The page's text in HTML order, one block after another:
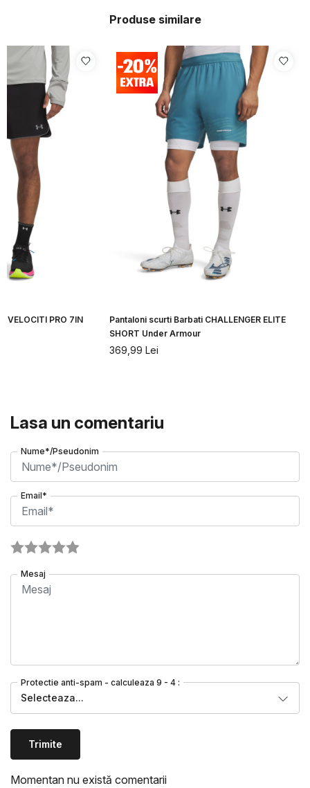
Produse similare
VELOCITI PRO 7IN
Pantaloni scurti Barbati CHALLENGER ELITE
SHORT Under Armour
369,99 Lei
Lasa un comentariu
Nume*/Pseudonim
Email*
Mesaj
Protectie anti-spam - calculeaza 9 - 4 :
Selecteaza...
Trimite
Momentan nu există comentarii